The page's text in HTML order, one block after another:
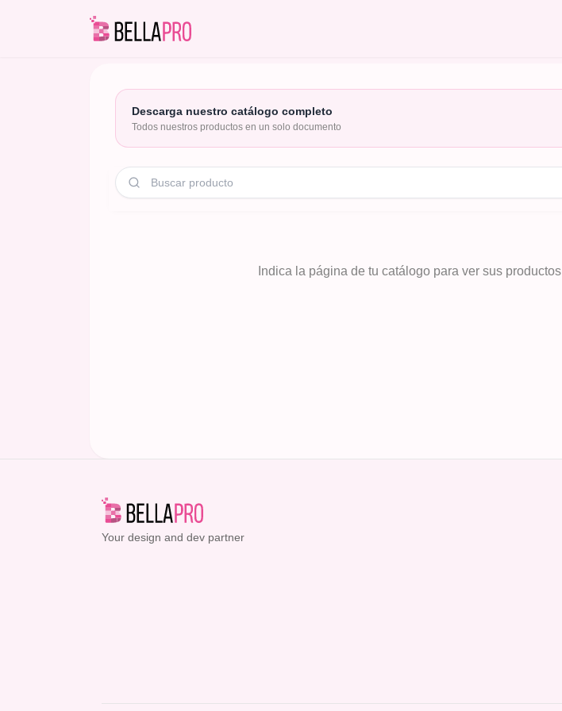
Descarga nuestro catálogo completo
Todos nuestros productos en un solo documento
Indica la página de tu catálogo para ver sus productos
Your design and dev partner